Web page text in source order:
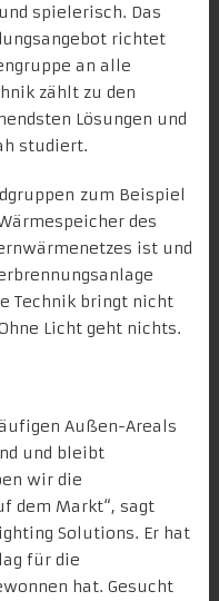
spielerisch. Das
richtet
an alle
zählt zu den
Lösungen und
studiert.
zum Beispiel
des
ist und
Technik bringt nicht
Licht geht nichts.
Außen-Areals
und bleibt
wir die
dem Markt“, sagt
Solutions. Er hat
für die
hat. Gesucht